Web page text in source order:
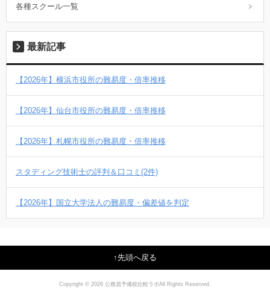
各種スクール一覧
最新記事
【2026年】横浜市役所の難易度・倍率推移
【2026年】仙台市役所の難易度・倍率推移
【2026年】札幌市役所の難易度・倍率推移
スタディング技術士の評判＆口コミ(2件)
【2026年】国立大学法人の難易度・偏差値を判定
先頭へ戻る
Copyright © 2026 公務員予備校比較ラボAll Rights Reserved.